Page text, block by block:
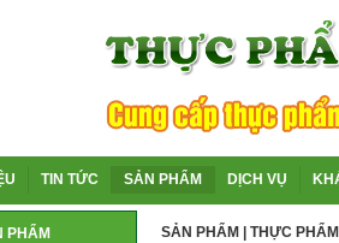
TIN TỨC SẢN PHẨM DỊCH VỤ
PHẨM SẢN PHẨM THỰC